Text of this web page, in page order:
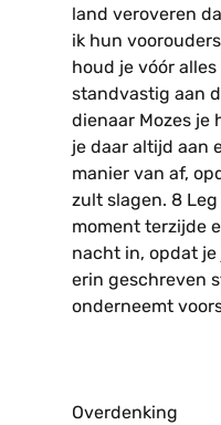
land veroveren
ik hun
houd je vóór
standvastig aan
dienaar Mozes je
je daar altijd aan
manier van af,
zult slagen. 8
moment terzijde
nacht in, opdat
erin geschreven
onderneemt
Overdenking